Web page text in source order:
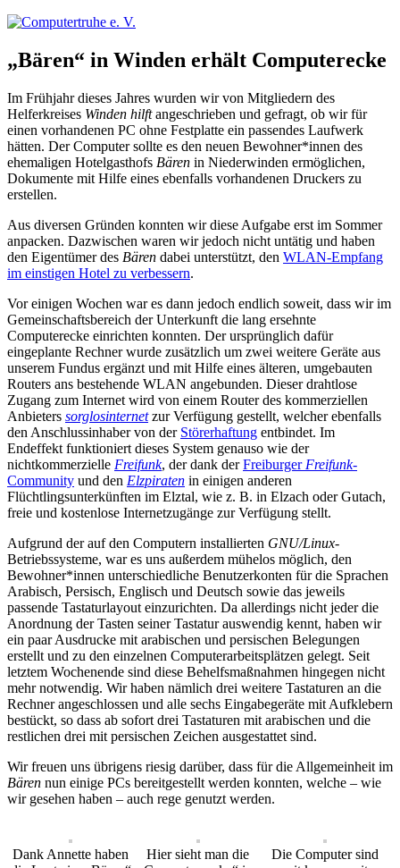
„Bären“ in Winden erhält Computerecke
Im Frühjahr dieses Jahres wurden wir von Mitgliedern des
Helferkreises Winden hilftangeschrieben und gefragt, ob wir für
einen vorhandenen PC ohne Festplatte ein passendes Laufwerk
hätten. Der Computer sollte es den neuen Bewohner*innen des
ehemaligen Hotelgasthofs Bären in Niederwinden ermöglichen,
Dokumente mit Hilfe eines ebenfalls vorhandenen Druckers zu
erstellen.
Aus diversen Gründen konnten wir diese Aufgabe erst im Sommer
anpacken. Dazwischen waren wir jedoch nicht untätig und haben
den Eigentümer des Bären dabei unterstützt, den WLAN-Empfang
im einstigen Hotel zu verbessern.
Vor einigen Wochen war es dann jedoch endlich soweit, dass wir im
Gemeinschaftsbereich der Unterkunft die lang ersehnte
Computerecke einrichten konnten. Der ursprünglich dafür
eingeplante Rechner wurde zusätzlich um zwei weitere Geräte aus
unserem Fundus ergänzt und mit Hilfe eines älteren, umgebauten
Routers ans bestehende WLAN angebunden. Dieser drahtlose
Zugang zum Internet wird von einem Router des kommerziellen
Anbieters sorglosinternetzur Verfügung gestellt, welcher ebenfalls
den Anschlussinhaber von der Störerhaftung entbindet. Im
Endeffekt funktioniert dieses System genauso wie der
nichtkommerzielle Freifunk, der dank derFreiburger Freifunk-
Community und den Elzpiraten in einigen anderen
Flüchtlingsunterkünften im Elztal, wie z. B. in Elzach oder Gutach,
freie und kostenlose Internetzugänge zur Verfügung stellt.
Aufgrund der auf den Computern installierten GNU/Linux-
Betriebssysteme, war es uns außerdem mühelos möglich, den
Bewohner*innen unterschiedliche Benutzerkonten für die Sprachen
Arabisch, Persisch, Englisch und Deutsch sowie das jeweils
passende Tastaturlayout einzurichten. Da allerdings nicht jeder die
Anordnung der Tasten seiner Tastatur auswendig kennt, haben wir
ein paar Ausdrucke mit arabischen und persischen Belegungen
erstellt und zu den einzelnen Computerarbeitsplätzen gelegt. Seit
letztem Wochenende sind diese Behelfsmaßnahmen hingegen nicht
mehr notwendig. Wir haben nämlich drei weitere Tastaturen an die
Rechner angeschlossen und alle sechs Eingabegeräte mit Aufklebern
bestückt, so dass ab sofort drei Tastaturen mit arabischen und die
restlichen drei mit persischen Zeichen ausgestattet sind.
Wir freuen uns übrigens riesig darüber, dass für die Allgemeinheit im
Bären nun einige PCs bereitgestellt werden konnten, welche – wie
wir gesehen haben – auch rege genutzt werden.
Dank Annette haben
Hier sieht man die
Die Computer sind